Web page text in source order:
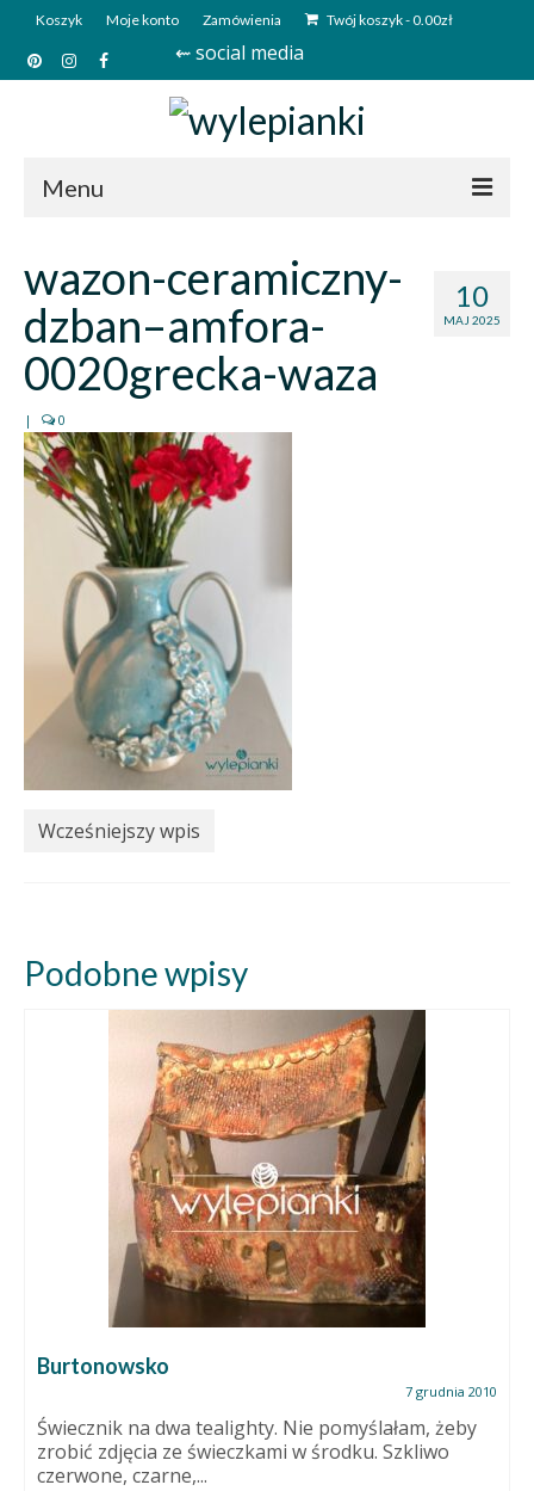
Koszyk Moje konto Zamówienia Twój koszyk-0.00zł
⇜ social media
Menu
Sklep
Kim jesteśmy?
Deutsch
10
MAJ 2025
wazon-ceramiczny-
dzban–amfora-
0020grecka-waza
| 0
Wcześniejszy wpis
Podobne wpisy
Burtonowsko
7 grudnia 2010
Świecznik na dwa tealighty. Nie pomyślałam, żeby
zrobić zdjęcia ze świeczkami w środku. Szkliwo
czerwone, czarne,...